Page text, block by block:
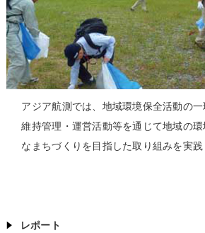
アジア航測では、地域環境保全活動の
維持管理・運営活動等を通じて地域の
なまちづくりを目指した取り組みを実践
レポート